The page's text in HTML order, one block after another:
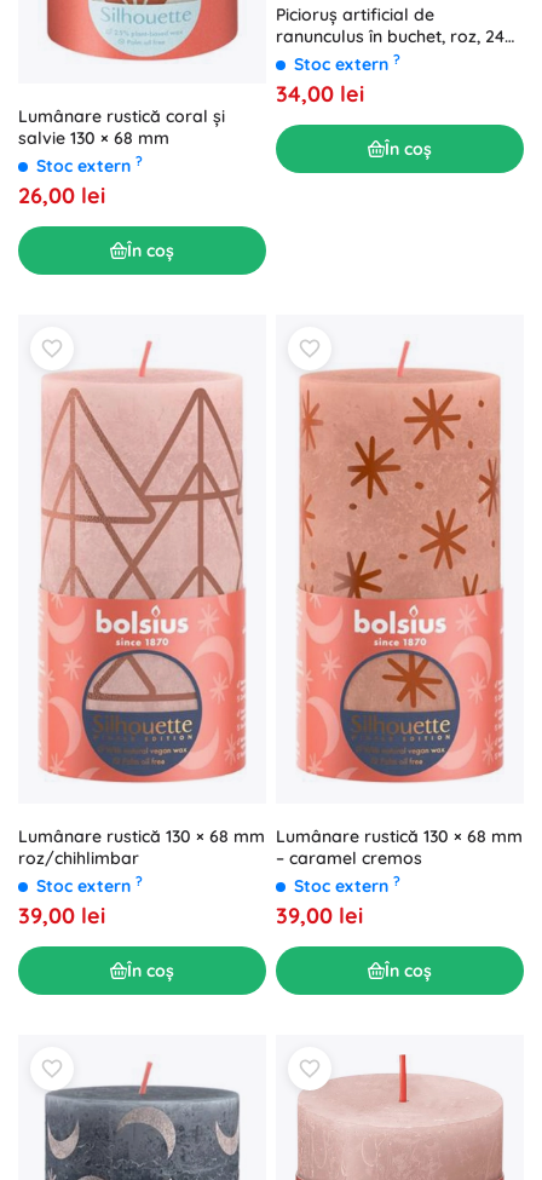
Lumânare rustică coral și
salvie 130 × 68 mm
Stoc extern ?
26,00 lei
În coș
Picioruș artificial de
ranunculus în buchet, roz, 24
cmStoc extern ?
34,00 lei
În coș
Lumânare rustică 130 × 68 mm
roz/chihlimbar
Stoc extern ?
39,00 lei
În coș
Lumânare rustică 130 × 68 mm
– caramel cremos
Stoc extern ?
39,00 lei
În coș